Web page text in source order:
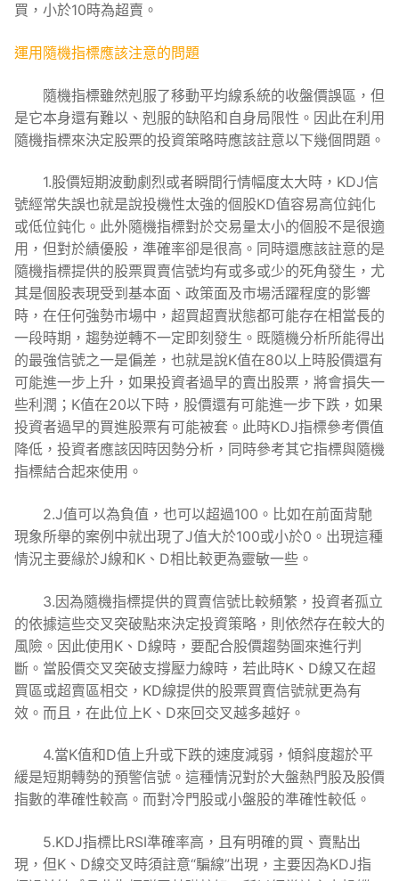
買，小於10時為超賣。
運用隨機指標應該注意的問題
隨機指標雖然剋服了移動平均線系統的收盤價誤區，但
是它本身還有難以、剋服的缺陷和自身局限性。因此在利用
隨機指標來決定股票的投資策略時應該註意以下幾個問題。
1.股價短期波動劇烈或者瞬間行情幅度太大時，KDJ信
號經常失誤也就是說投機性太強的個股KD值容易高位鈍化
或低位鈍化。此外隨機指標對於交易量太小的個股不是很適
用，但對於績優股，準確率卻是很高。同時還應該註意的是
隨機指標提供的股票買賣信號均有或多或少的死角發生，尤
其是個股表現受到基本面、政策面及市場活躍程度的影響
時，在任何強勢市場中，超買超賣狀態都可能存在相當長的
一段時期，趨勢逆轉不一定即刻發生。既隨機分析所能得出
的最強信號之一是偏差，也就是說K值在80以上時股價還有
可能進一步上升，如果投資者過早的賣出股票，將會損失一
些利潤；K值在20以下時，股價還有可能進一步下跌，如果
投資者過早的買進股票有可能被套。此時KDJ指標參考價值
降低，投資者應該因時因勢分析，同時參考其它指標與隨機
指標結合起來使用。
2.J值可以為負值，也可以超過100。比如在前面背馳
現象所舉的案例中就出現了J值大於100或小於0。出現這種
情況主要緣於J線和K、D相比較更為靈敏一些。
3.因為隨機指標提供的買賣信號比較頻繁，投資者孤立
的依據這些交叉突破點來決定投資策略，則依然存在較大的
風險。因此使用K、D線時，要配合股價趨勢圖來進行判
斷。當股價交叉突破支撐壓力線時，若此時K、D線又在超
買區或超賣區相交，KD線提供的股票買賣信號就更為有
效。而且，在此位上K、D來回交叉越多越好。
4.當K值和D值上升或下跌的速度減弱，傾斜度趨於平
緩是短期轉勢的預警信號。這種情況對於大盤熱門股及股價
指數的準確性較高。而對冷門股或小盤股的準確性較低。
5.KDJ指標比RSI準確率高，且有明確的買、賣點出
現，但K、D線交叉時須註意“騙線”出現，主要因為KDJ指